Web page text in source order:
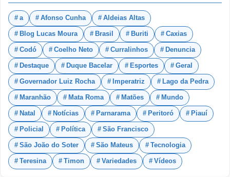
a Afonso Cunha Aldeias Altas
Blog Lucas Moura Brasil Buriti Caxias
Codó Coelho Neto Curralinhos Denuncia
Destaque Duque Bacelar Esportes Geral
Governador Luiz Rocha Imperatriz Lago da Pedra
Maranhão Mata Roma Matões Mundo
Natal Notícias Parnarama Peritoró Piauí
Policial Política São Francisco
São João do Soter São Mateus Tecnologia
Teresina Timon Variedades Vídeos